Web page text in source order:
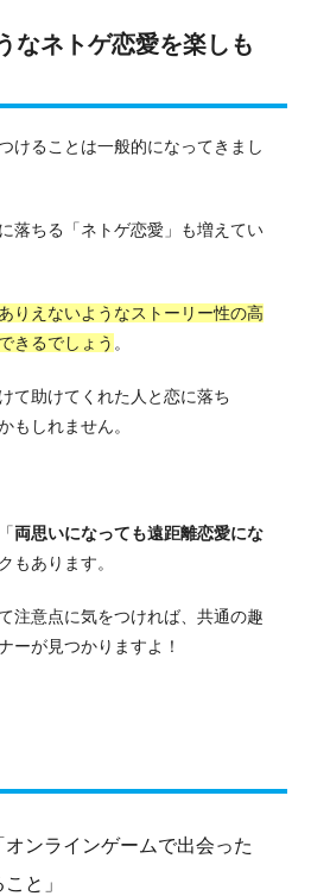
なネトゲ恋愛を楽しも
けることは一般的になってきまし
落ちる「ネトゲ恋愛」も増えてい
りえないようなストーリー性の高
きるでしょう 。
て助けてくれた人と恋に落ち
もしれません。
両思いになっても遠距離恋愛にな
もあります。
注意点に気をつければ、共通の趣
ーが見つかりますよ！
ンラインゲームで出会った
と」